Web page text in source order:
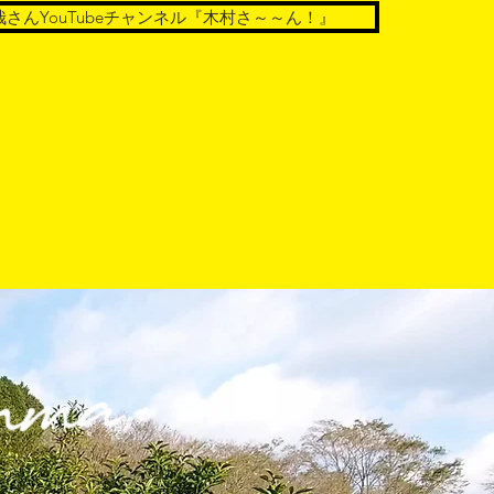
んYouTubeチャンネル『木村さ～～ん！』